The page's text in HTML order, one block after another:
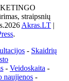
straipsnių
Akras.LT |
.
- Skaidrių
- Veidoskaita -
naujienos -